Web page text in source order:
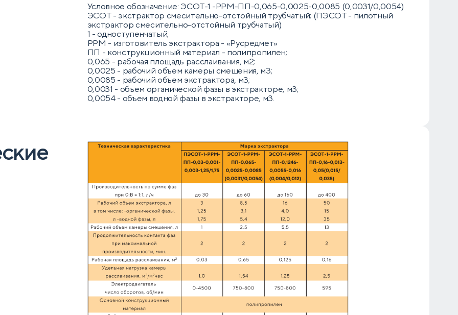
Условное обозначение: ЭСОТ-1 -РРМ-ПП-0,065-0,0025-0,0085 (0,0031/0,0054)
ЭСОТ - экстрактор смесительно-отстойный трубчатый; (ПЭСОТ - пилотный
экстрактор смесительно-отстойный трубчатый)
1 - одноступенчатый;
РРМ - изготовитель экстрактора - «Русредмет»
ПП - конструкционный материал - полипропилен;
0,065 - рабочая площадь расслаивания, м2;
0,0025 - рабочий объем камеры смешения, м3;
0,0085 - рабочий объем экстрактора, м3;
0,0031 - объем органической фазы в экстракторе, м3;
0,0054 - объем водной фазы в экстракторе, м3.